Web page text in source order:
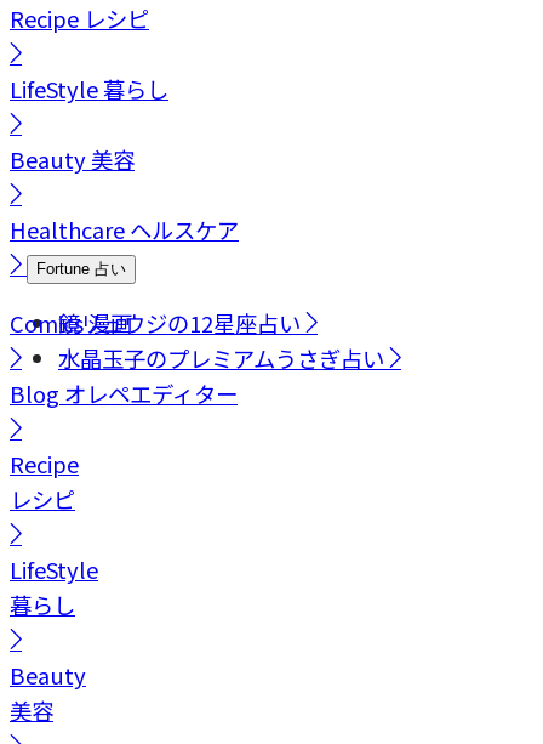
Recipe レシピ
LifeStyle暮らし
Beauty美容
Healthcareヘルスケア
Fortune 占い
鏡リュウジの12星座占い
水晶玉子のプレミアムうさぎ占い
Comics漫画
Blog オレペエディター
Recipe
レシピ
LifeStyle
暮らし
Beauty
美容